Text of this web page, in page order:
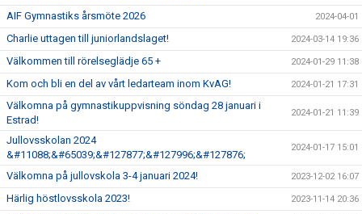
AIF Gymnastiks årsmöte 2026 2024-04-01
Charlie uttagen till juniorlandslaget! 2024-03-14 19:36
Välkommen till rörelseglädje 65 + 2024-01-29 11:38
Kom och bli en del av vårt ledarteam inom KvAG! 2024-01-21 17:31
Välkomna på gymnastikuppvisning söndag 28 januari i
Estrad!
2024-01-21 11:39
Jullovsskolan 2024
&#11088;&#65039;&#127877;&#127996;&#127876;
2024-01-17 15:01
Välkomna på jullovskola 3-4 januari 2024! 2023-12-02 16:07
Härlig höstlovsskola 2023! 2023-11-14 20:36